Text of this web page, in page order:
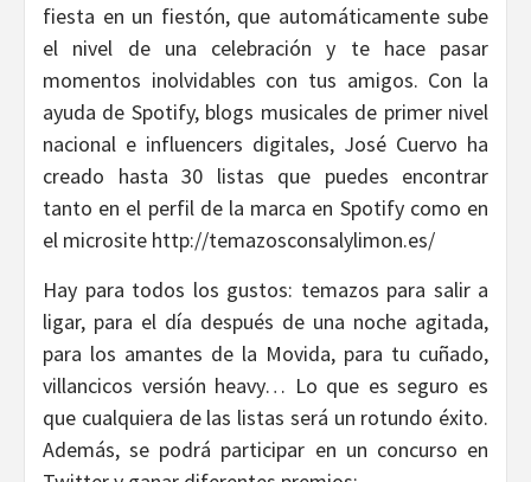
fiesta en un fiestón, que automáticamente sube
el nivel de una celebración y te hace pasar
momentos inolvidables con tus amigos. Con la
ayuda de Spotify, blogs musicales de primer nivel
nacional e influencers digitales, José Cuervo ha
creado hasta 30 listas que puedes encontrar
tanto en el perfil de la marca en Spotify como en
el microsite http://temazosconsalylimon.es/
Hay para todos los gustos: temazos para salir a
ligar, para el día después de una noche agitada,
para los amantes de la Movida, para tu cuñado,
villancicos versión heavy… Lo que es seguro es
que cualquiera de las listas será un rotundo éxito.
Además, se podrá participar en un concurso en